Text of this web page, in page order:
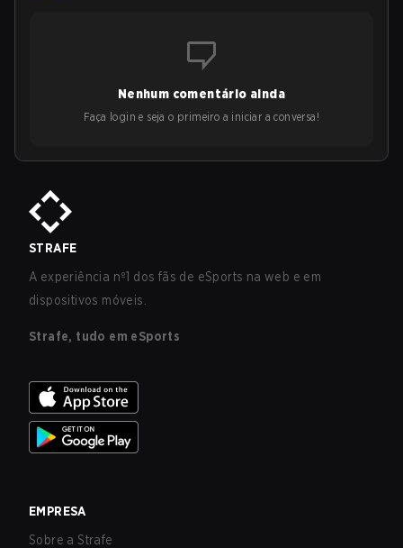
Nenhum comentário ainda
Faça login e seja o primeiro a iniciar a conversa!
STRAFE
A experiência nº1 dos fãs de eSports na web e em
dispositivos móveis.
Strafe, tudo em eSports
EMPRESA
Sobre a Strafe